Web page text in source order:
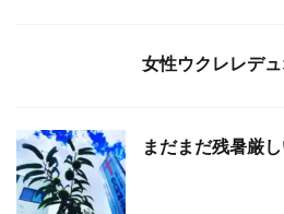
女性ウクレレデ
まだまだ残暑厳